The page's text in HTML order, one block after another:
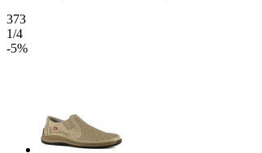
373
1/4
-5%